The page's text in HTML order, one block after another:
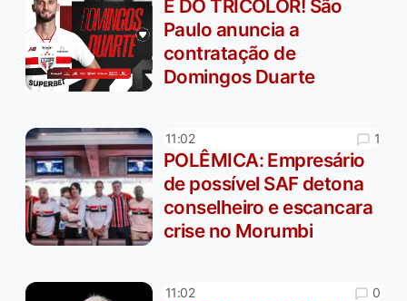
É DO TRICOLOR! São
Paulo anuncia a
contratação de
Domingos Duarte
11:02 1
POLÊMICA: Empresário
de possível SAF detona
conselheiro e escancara
crise no Morumbi
11:02 0